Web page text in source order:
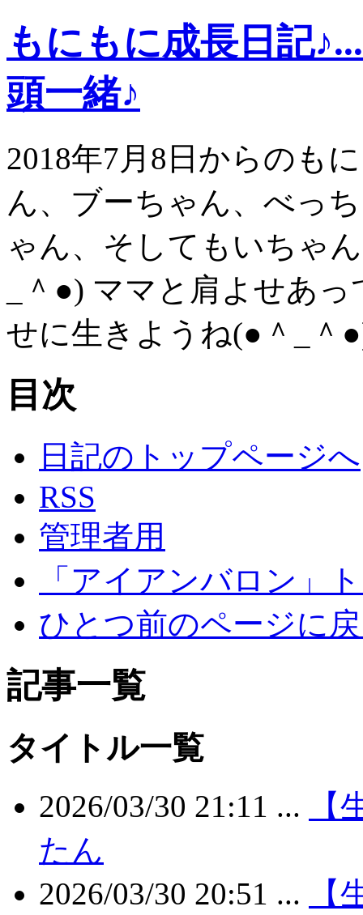
もにもに成長日記
頭一緒♪
2018年7月8日からのも
ん、ブーちゃん、べっ
ゃん、そしてもいちゃ
_＾●) ママと肩よせあ
せに生きようね(●＾_＾
目次
日記のトップページへ
RSS
管理者用
「アイアンバロン」
ひとつ前のページに
記事一覧
タイトル一覧
2026/03/30 21:11 ...
たん
2026/03/30 20:51 ...